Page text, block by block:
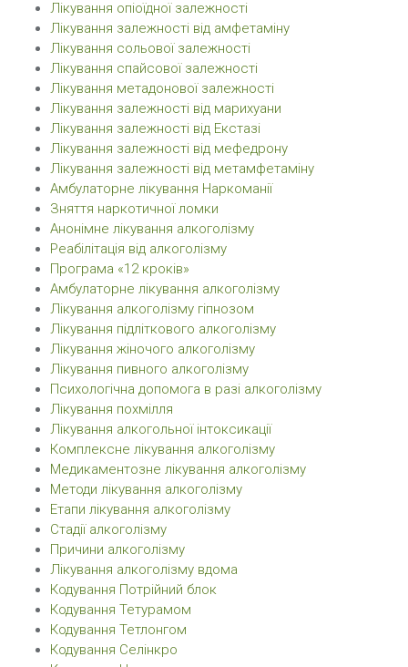
Лікування опіоїдної залежності
Лікування залежності від амфетаміну
Лікування сольової залежності
Лікування спайсової залежності
Лікування метадонової залежності
Лікування залежності від марихуани
Лікування залежності від Екстазі
Лікування залежності від мефедрону
Лікування залежності від метамфетаміну
Амбулаторне лікування Наркоманії
Зняття наркотичної ломки
Анонімне лікування алкоголізму
Реабілітація від алкоголізму
Програма «12 кроків»
Амбулаторне лікування алкоголізму
Лікування алкоголізму гіпнозом
Лікування підліткового алкоголізму
Лікування жіночого алкоголізму
Лікування пивного алкоголізму
Психологічна допомога в разі алкоголізму
Лікування похмілля
Лікування алкогольної інтоксикації
Комплексне лікування алкоголізму
Медикаментозне лікування алкоголізму
Методи лікування алкоголізму
Етапи лікування алкоголізму
Стадії алкоголізму
Причини алкоголізму
Лікування алкоголізму вдома
Кодування Потрійний блок
Кодування Тетурамом
Кодування Тетлонгом
Кодування Селінкро